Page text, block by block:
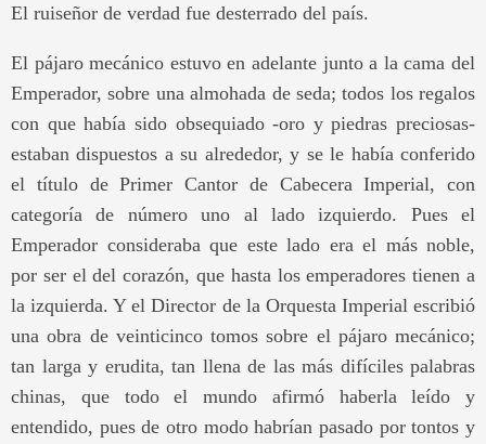
El ruiseñor de verdad fue desterrado del país.
El pájaro mecánico estuvo en adelante junto a la cama del
Emperador, sobre una almohada de seda; todos los regalos
con que había sido obsequiado -oro y piedras preciosas-
estaban dispuestos a su alrededor, y se le había conferido
el título de Primer Cantor de Cabecera Imperial, con
categoría de número uno al lado izquierdo. Pues el
Emperador consideraba que este lado era el más noble,
por ser el del corazón, que hasta los emperadores tienen a
la izquierda. Y el Director de la Orquesta Imperial escribió
una obra de veinticinco tomos sobre el pájaro mecánico;
tan larga y erudita, tan llena de las más difíciles palabras
chinas, que todo el mundo afirmó haberla leído y
entendido, pues de otro modo habrían pasado por tontos y